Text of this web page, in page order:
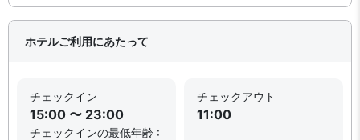
ホテルご利用にあたって
チェックイン
15:00 〜 23:00
チェックインの最低年齢 :
チェックアウト
11:00